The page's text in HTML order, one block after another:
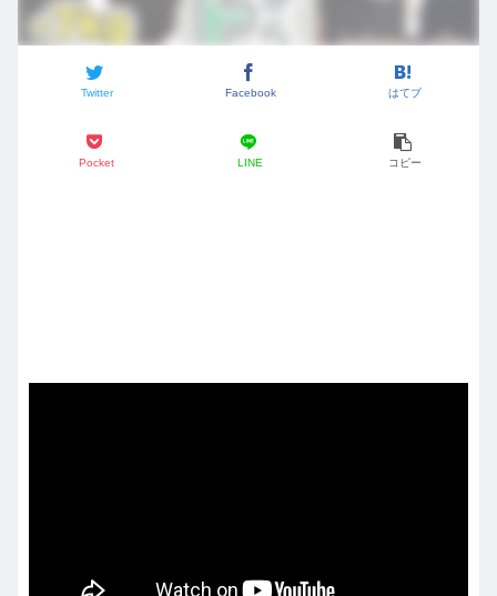
Twitter Facebook はてブ
Pocket LINE コピー